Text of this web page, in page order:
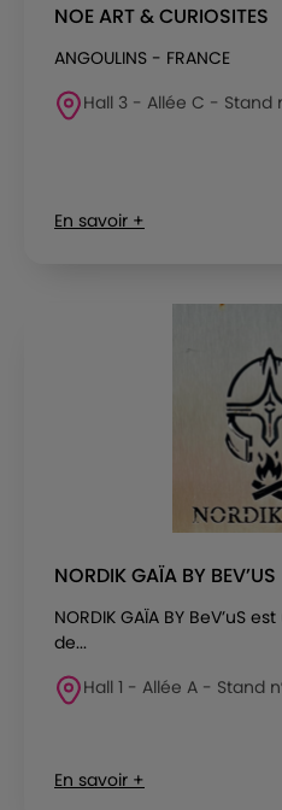
NOE ART & CURIOSITES
ANGOULINS - FRANCE
Hall 3 - Allée C - Stand
En savoir +
NORDIK GAÏA BY BEV’US
NORDIK GAÏA BY BeV’uS
de...
Hall 1 - Allée A - Stand
En savoir +